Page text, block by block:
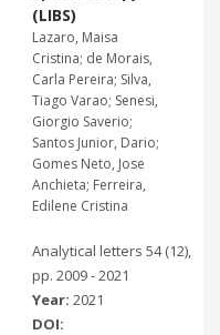
(LIBS)
Lazaro, Maisa
Cristina; de Morais,
Carla Pereira; Silva,
Tiago Varao; Senesi,
Giorgio Saverio;
Santos Junior, Dario;
Gomes Neto, Jose
Anchieta; Ferreira,
Edilene Cristina
Analytical letters 54 (12),
pp. 2009 - 2021
Year: 2021
DOI: